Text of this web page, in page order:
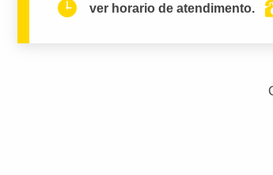
ver horario de atendimento.